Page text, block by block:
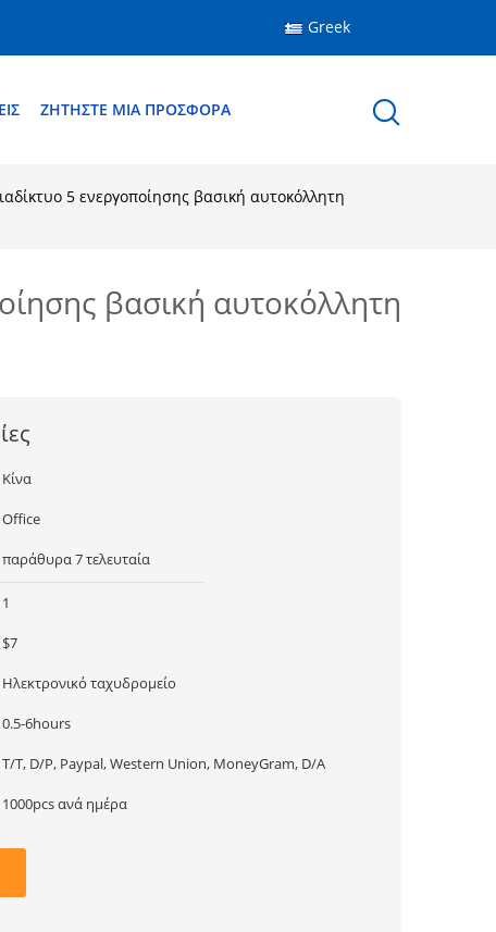
Greek
ΖΗΤΉΣΤΕ ΜΙΑ ΠΡΟΣΦΟΡΆ
5 ενεργοποίησης βασική αυτοκόλλητη
βασική αυτοκόλλητη
Κίνα
Office
παράθυρα 7 τελευταία
1
$7
Ηλεκτρονικό ταχυδρομείο
0.5-6hours
T/T, D/P, Paypal, Western Union, MoneyGram, D/A
1000pcs ανά ημέρα